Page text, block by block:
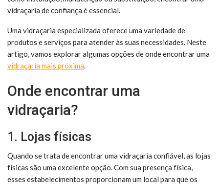
vidraçaria de confiança é essencial.
Uma vidraçaria especializada oferece uma variedade de
produtos e serviços para atender às suas necessidades. Neste
artigo, vamos explorar algumas opções de onde encontrar uma
vidraçaria mais próxima.
Onde encontrar uma
vidraçaria?
1. Lojas físicas
Quando se trata de encontrar uma vidraçaria confiável, as lojas
físicas são uma excelente opção. Com sua presença física,
esses estabelecimentos proporcionam um local para que os